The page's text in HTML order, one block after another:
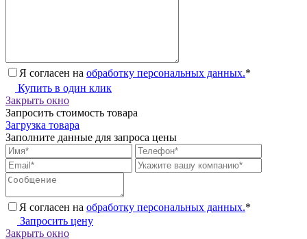
Я согласен на обработку персональных данных.*
Купить в один клик
Закрыть окно
Запросить стоимость товара
Загрузка товара
Заполните данные для запроса цены
Я согласен на обработку персональных данных.*
Запросить цену
Закрыть окно